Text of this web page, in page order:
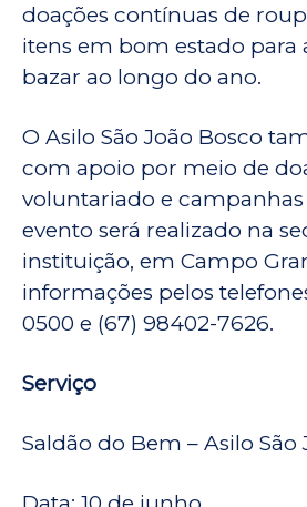
doações contínuas de
itens em bom estado para
bazar ao longo do ano.
O Asilo São João Bosco
com apoio por meio de
voluntariado e campanhas
evento será realizado na
instituição, em Campo
informações pelos
0500 e (67) 98402-7626.
Serviço
Saldão do Bem – Asilo São